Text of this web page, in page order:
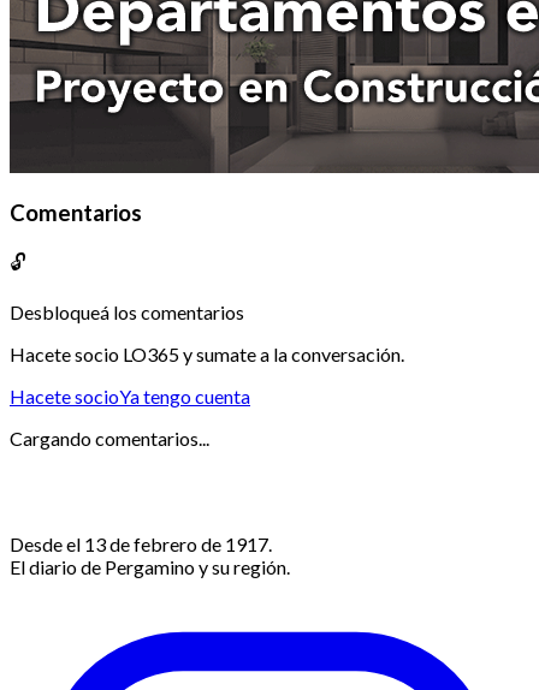
Comentarios
🔓
Desbloqueá los comentarios
Hacete socio LO365 y sumate a la conversación.
Hacete socioYa tengo cuenta
Cargando comentarios...
Desde el 13 de febrero de 1917.
El diario de Pergamino y su región.